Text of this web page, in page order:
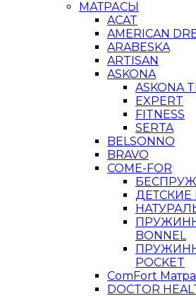
МАТРАСЫ
ACAT
AMERICAN
ARABESKA
ARTISAN
ASKONA
ASKONA
EXPERT
FITNESS
SERTA
BELSONNO
BRAVO
COME-FOR
ДЕТСКИЕ
BONNEL
POCKET
ComFort
DOCTOR